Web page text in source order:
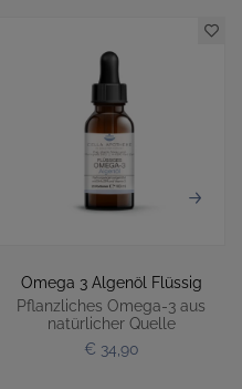
Omega 3 Algenöl Flüssig
Pflanzliches Omega-3 aus
natürlicher Quelle
€ 34,90